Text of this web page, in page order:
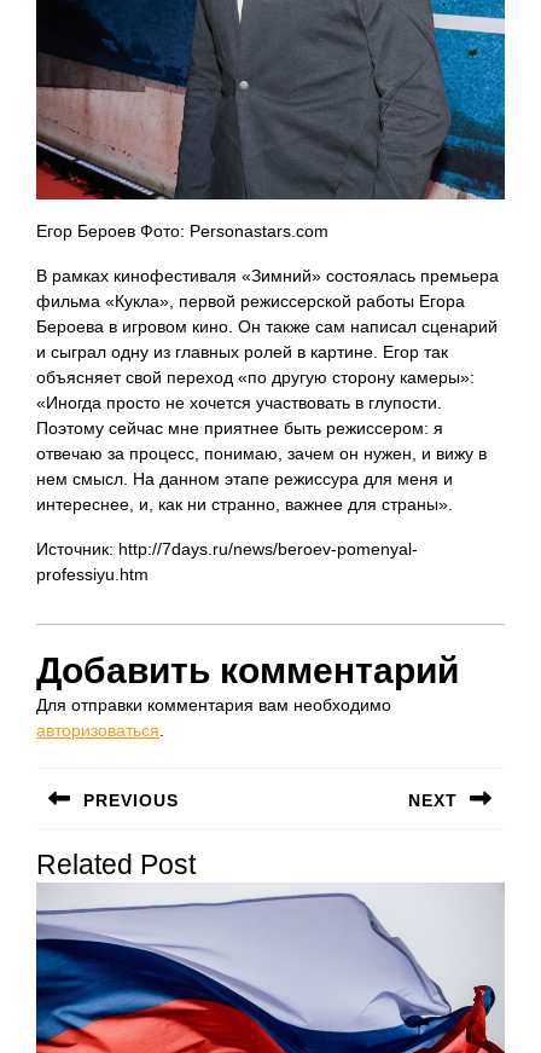
Егор Бероев Фото: Personastars.com
В рамках кинофестиваля «Зимний» состоялась премьера
фильма «Кукла», первой режиссерской работы Егора
Бероева в игровом кино. Он также сам написал сценарий
и сыграл одну из главных ролей в картине. Егор так
объясняет свой переход «по другую сторону камеры»:
«Иногда просто не хочется участвовать в глупости.
Поэтому сейчас мне приятнее быть режиссером: я
отвечаю за процесс, понимаю, зачем он нужен, и вижу в
нем смысл. На данном этапе режиссура для меня и
интереснее, и, как ни странно, важнее для страны».
Источник: http://7days.ru/news/beroev-pomenyal-
professiyu.htm
Добавить комментарий
Для отправки комментария вам необходимо
авторизоваться
по
записям
PREVIOUS
запись:
NEXT
Related Post